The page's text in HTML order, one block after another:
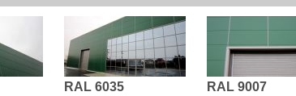
RAL 6035 RAL 9007